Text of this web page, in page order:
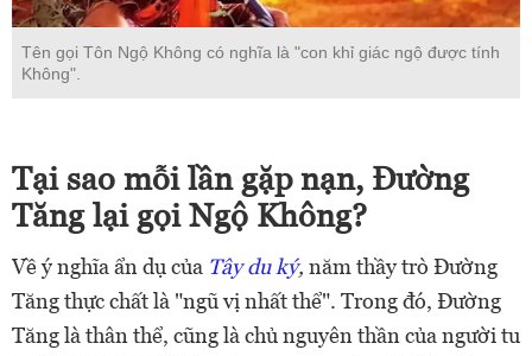
Tên gọi Tôn Ngộ Không có nghĩa là "con khỉ giác ngộ được tính
Không".
Tại sao mỗi lần gặp nạn, Đường
Tăng lại gọi Ngộ Không?
Về ý nghĩa ẩn dụ của Tây du ký, năm thầy trò Đường
Tăng thực chất là "ngũ vị nhất thể". Trong đó, Đường
Tăng là thân thể, cũng là chủ nguyên thần của người tu